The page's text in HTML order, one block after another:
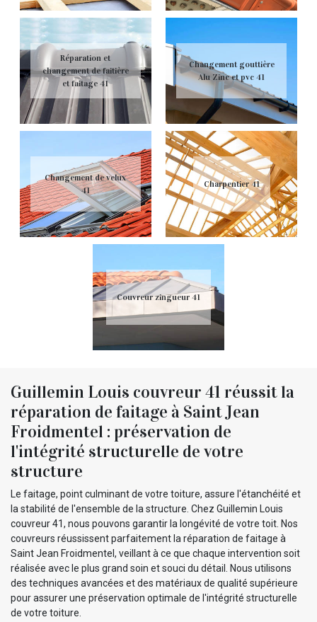
Réparation et
changement de faitière
et faitage 41
Changement gouttière
Alu Zinc et pvc 41
Changement de velux
41
Charpentier 41
Couvreur zingueur 41
Guillemin Louis couvreur 41 réussit la
réparation de faitage à Saint Jean
Froidmentel : préservation de
l'intégrité structurelle de votre
structure
Le faitage, point culminant de votre toiture, assure l'étanchéité et
la stabilité de l'ensemble de la structure. Chez Guillemin Louis
couvreur 41, nous pouvons garantir la longévité de votre toit. Nos
couvreurs réussissent parfaitement la réparation de faitage à
Saint Jean Froidmentel, veillant à ce que chaque intervention soit
réalisée avec le plus grand soin et souci du détail. Nous utilisons
des techniques avancées et des matériaux de qualité supérieure
pour assurer une préservation optimale de l'intégrité structurelle
de votre toiture.